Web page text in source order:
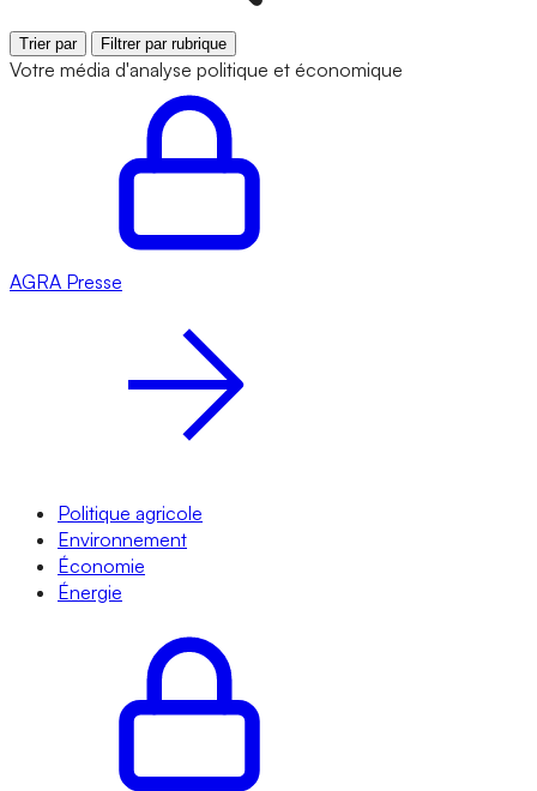
Trier par Filtrer par rubrique
Votre média d'analyse politique et économique
AGRA Presse
Politique agricole
Environnement
Économie
Énergie